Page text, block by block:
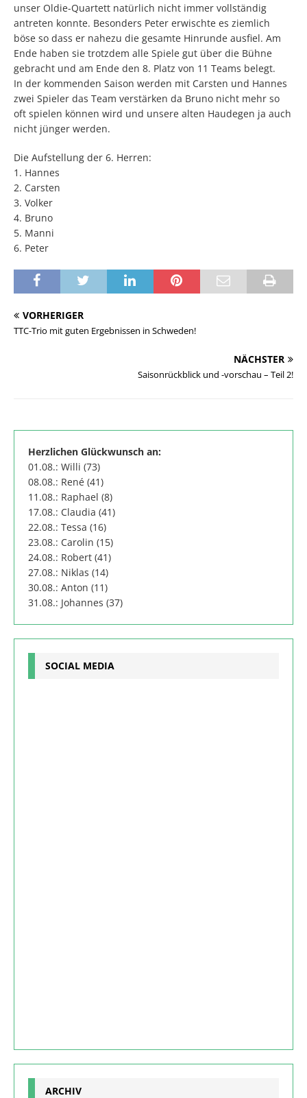
unser Oldie-Quartett natürlich nicht immer vollständig
antreten konnte. Besonders Peter erwischte es ziemlich
böse so dass er nahezu die gesamte Hinrunde ausfiel. Am
Ende haben sie trotzdem alle Spiele gut über die Bühne
gebracht und am Ende den 8. Platz von 11 Teams belegt.
In der kommenden Saison werden mit Carsten und Hannes
zwei Spieler das Team verstärken da Bruno nicht mehr so
oft spielen können wird und unsere alten Haudegen ja auch
nicht jünger werden.
Die Aufstellung der 6. Herren:
1. Hannes
2. Carsten
3. Volker
4. Bruno
5. Manni
6. Peter
VORHERIGER
TTC-Trio mit guten Ergebnissen in Schweden!
NÄCHSTER
Saisonrückblick und -vorschau – Teil 2!
Herzlichen Glückwunsch an:
01.08.: Willi (73)
08.08.: René (41)
11.08.: Raphael (8)
17.08.: Claudia (41)
22.08.: Tessa (16)
23.08.: Carolin (15)
24.08.: Robert (41)
27.08.: Niklas (14)
30.08.: Anton (11)
31.08.: Johannes (37)
SOCIAL MEDIA
ARCHIV